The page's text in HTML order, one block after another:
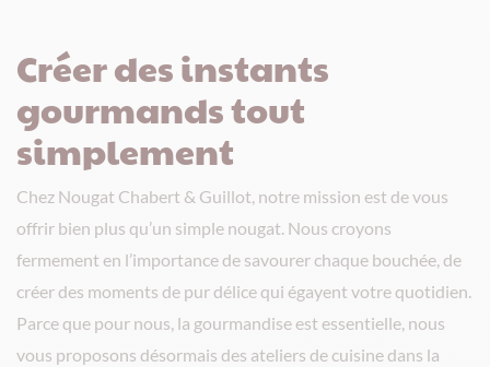
Créer des instants
gourmands tout
simplement
Chez Nougat Chabert & Guillot, notre mission est de vous
offrir bien plus qu’un simple nougat. Nous croyons
fermement en l’importance de savourer chaque bouchée, de
créer des moments de pur délice qui égayent votre quotidien.
Parce que pour nous, la gourmandise est essentielle, nous
vous proposons désormais des ateliers de cuisine dans la